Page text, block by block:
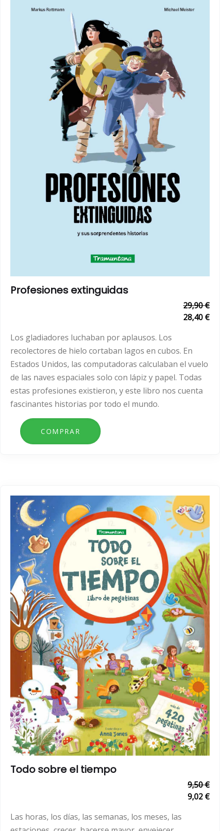
Profesiones extinguidas
29,90 €
28,40 €
Los gladiadores luchaban por aplausos. Los
recolectores de hielo cortaban lagos en cubos. En
Estados Unidos, las computadoras calculaban el vuelo
de las naves espaciales solo con lápiz y papel. Todas
estas profesiones existieron, y este libro nos cuenta
fascinantes historias por todo el mundo.
Todo sobre el tiempo
9,50 €
9,02 €
Las horas, los días, las semanas, los meses, las